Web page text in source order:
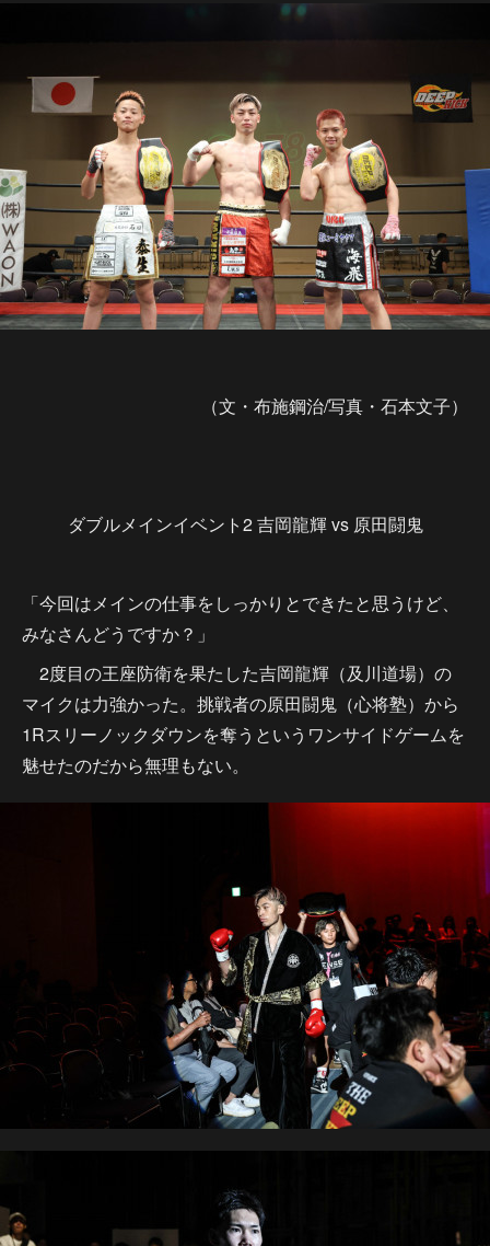
（文・布施鋼治/写真・石本文子）
ダブルメインイベント2 吉岡龍輝 vs 原田闘鬼
「今回はメインの仕事をしっかりとできたと思うけど、
みなさんどうですか？」
2度目の王座防衛を果たした吉岡龍輝（及川道場）の
マイクは力強かった。挑戦者の原田闘鬼（心将塾）から
1Rスリーノックダウンを奪うというワンサイドゲームを
魅せたのだから無理もない。